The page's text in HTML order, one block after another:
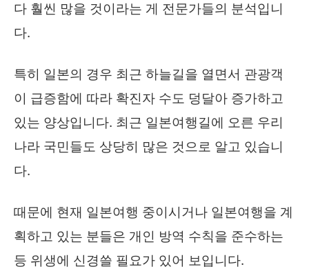
다 훨씬 많을 것이라는 게 전문가들의 분석입니
다.
특히 일본의 경우 최근 하늘길을 열면서 관광객
이 급증함에 따라 확진자 수도 덩달아 증가하고
있는 양상입니다. 최근 일본여행길에 오른 우리
나라 국민들도 상당히 많은 것으로 알고 있습니
다.
때문에 현재 일본여행 중이시거나 일본여행을 계
획하고 있는 분들은 개인 방역 수칙을 준수하는
등 위생에 신경쓸 필요가 있어 보입니다.